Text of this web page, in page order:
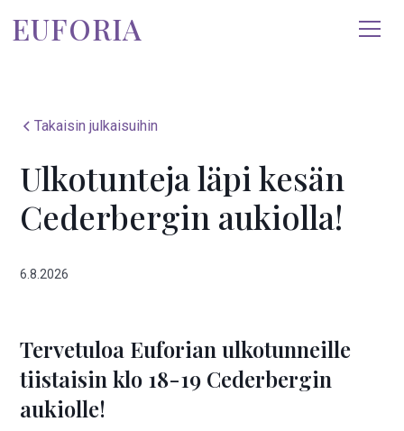
EUFORIA
Takaisin julkaisuihin
Ulkotunteja läpi kesän
Cederbergin aukiolla!
6.8.2026
Tervetuloa Euforian ulkotunneille
tiistaisin klo 18-19 Cederbergin
aukiolle!